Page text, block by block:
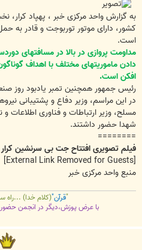
به گزارش واحد مرکزی خبر ، پهپاد
کشور، دارای موتور توربوجت و قادر به حمل
است.
مداومت پروازی در بالا در مسافتهای
دادن ماموریتهای مختلف با اهداف
افکن است.
رئیس جمهور همچنین تمبر یادبود روز
در این مراسم، وزیر دفاع و پشتیبانی
مسلح، وزیر ارتباطات و فناوری اطلاعات
شهدا حضور داشتند.
========
فیلم تصویری افتتاح جت بی سرنشین کرار
منبع واحد مرکزی خبر
قرآن"(کلام خدا) ...راه
با عرض پوزش،دیگر در انجمن حضور